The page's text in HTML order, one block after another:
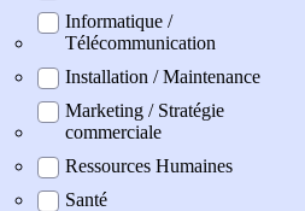
Informatique /
Télécommunication
Installation / Maintenance
Marketing / Stratégie
commerciale
Ressources Humaines
Santé